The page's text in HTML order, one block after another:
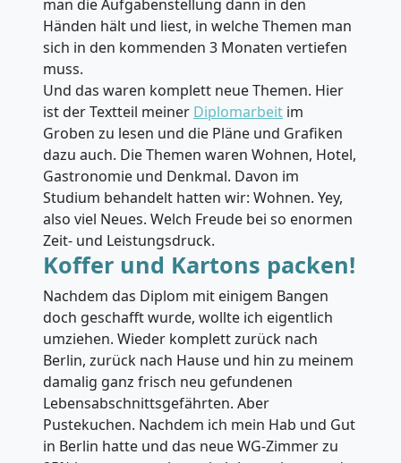
man die Aufgabenstellung dann in den
Händen hält und liest, in welche Themen man
sich in den kommenden 3 Monaten vertiefen
muss.
Und das waren komplett neue Themen. Hier
ist der Textteil meiner Diplomarbeit im
Groben zu lesen und die Pläne und Grafiken
dazu auch. Die Themen waren Wohnen, Hotel,
Gastronomie und Denkmal. Davon im
Studium behandelt hatten wir: Wohnen. Yey,
also viel Neues. Welch Freude bei so enormen
Zeit- und Leistungsdruck.
Koffer und Kartons packen!
Nachdem das Diplom mit einigem Bangen
doch geschafft wurde, wollte ich eigentlich
umziehen. Wieder komplett zurück nach
Berlin, zurück nach Hause und hin zu meinem
damalig ganz frisch neu gefundenen
Lebensabschnittsgefährten. Aber
Pustekuchen. Nachdem ich mein Hab und Gut
in Berlin hatte und das neue WG-Zimmer zu